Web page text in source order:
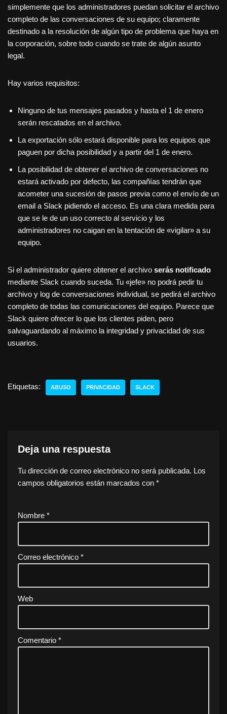
simplemente que los administradores puedan solicitar el archivo
completo de las conversaciones de su equipo; claramente
destinado a la resolución de algún tipo de problema que haya en
la corporación, sobre todo cuando se trate de algún asunto
legal.
Hay varios requisitos:
Ninguno de tus mensajes pasados y hasta el 1 de enero
serán rescatados en el archivo.
La exportación sólo estará disponible para los equipos que
paguen por dicha posibilidad y a partir del 1 de enero.
La posibilidad de obtener el archivo de conversaciones no
estará activado por defecto, las compañías tendrán que
acometer una sucesión de pasos previa como el envío de un
email a Slack pidiendo el acceso. Es una clara medida para
que se le de un uso correcto al servicio y los
administradores no caigan en la tentación de «vigilar» a su
equipo.
Si el administrador quiere obtener el archivo serás notificado
mediante Slack cuando suceda. Tu «jefe» no podrá pedir tu
archivo y log de conversaciones individual, se pedirá el archivo
completo de todas las comunicaciones del equipo. Parece que
Slack quiere ofrecer lo que los clientes piden, pero
salvaguardando al máximo la integridad y privacidad de sus
usuarios.
Etiquetas: ABUSO PRIVACIDAD SLACK
Deja una respuesta
Tu dirección de correo electrónico no será publicada. Los
campos obligatorios están marcados con *
Nombre *
Correo electrónico *
Web
Comentario *